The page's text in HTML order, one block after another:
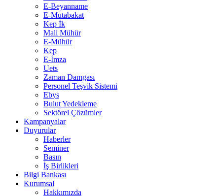
E-Beyanname
E-Mutabakat
Kep İk
Mali Mühür
E-Mühür
Kep
E-İmza
Uets
Zaman Damgası
Personel Teşvik Sistemi
Ebys
Bulut Yedekleme
Sektörel Çözümler
Kampanyalar
Duyurular
Haberler
Seminer
Basın
İş Birlikleri
Bilgi Bankası
Kurumsal
Hakkımızda